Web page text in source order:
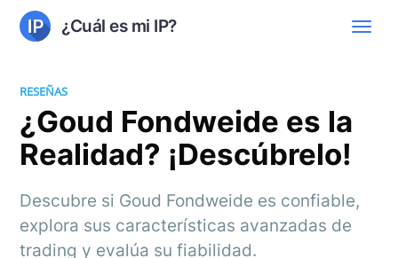
¿Cuál es mi IP?
RESEÑAS
¿Goud Fondweide es la
Realidad? ¡Descúbrelo!
Descubre si Goud Fondweide es confiable,
explora sus características avanzadas de
trading y evalúa su fiabilidad.